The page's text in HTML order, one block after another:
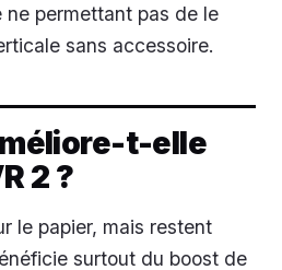
permettant pas de le
sans accessoire.
t-elle
2 ?
le papier, mais restent
surtout du boost de